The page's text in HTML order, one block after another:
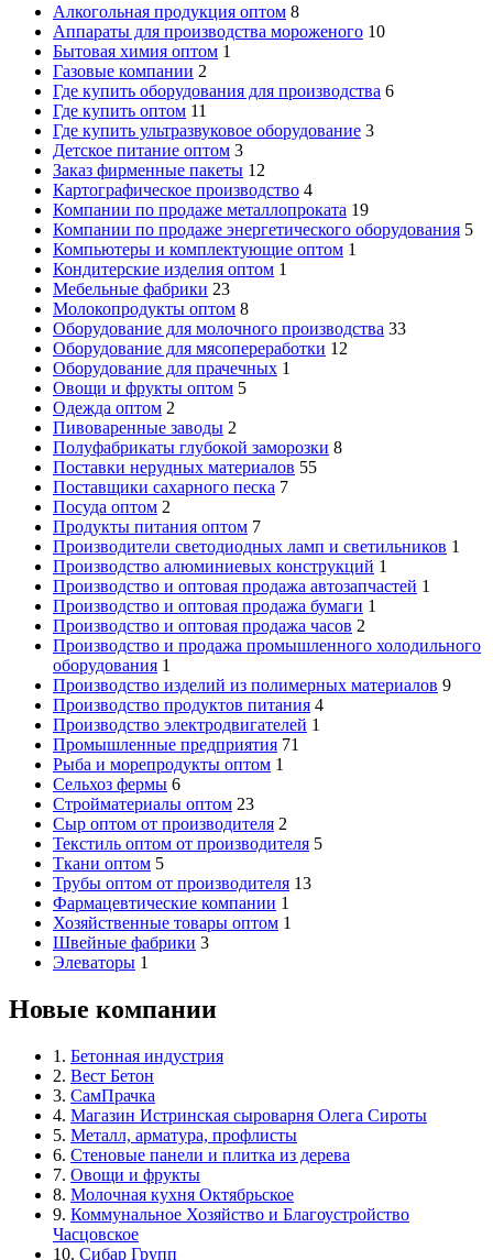
Алкогольная продукция оптом 8
Аппараты для производства мороженого 10
Бытовая химия оптом 1
Газовые компании 2
Где купить оборудования для производства 6
Где купить оптом 11
Где купить ультразвуковое оборудование 3
Детское питание оптом 3
Заказ фирменные пакеты 12
Картографическое производство 4
Компании по продаже металлопроката 19
Компании по продаже энергетического оборудования 5
Компьютеры и комплектующие оптом 1
Кондитерские изделия оптом 1
Мебельные фабрики 23
Молокопродукты оптом 8
Оборудование для молочного производства 33
Оборудование для мясопереработки 12
Оборудование для прачечных 1
Овощи и фрукты оптом 5
Одежда оптом 2
Пивоваренные заводы 2
Полуфабрикаты глубокой заморозки 8
Поставки нерудных материалов 55
Поставщики сахарного песка 7
Посуда оптом 2
Продукты питания оптом 7
Производители светодиодных ламп и светильников 1
Производство алюминиевых конструкций 1
Производство и оптовая продажа автозапчастей 1
Производство и оптовая продажа бумаги 1
Производство и оптовая продажа часов 2
Производство и продажа промышленного холодильного
оборудования 1
Производство изделий из полимерных материалов 9
Производство продуктов питания 4
Производство электродвигателей 1
Промышленные предприятия 71
Рыба и морепродукты оптом 1
Сельхоз фермы 6
Стройматериалы оптом 23
Сыр оптом от производителя 2
Текстиль оптом от производителя 5
Ткани оптом 5
Трубы оптом от производителя 13
Фармацевтические компании 1
Хозяйственные товары оптом 1
Швейные фабрики 3
Элеваторы 1
Новые компании
1. Бетонная индустрия
2. Вест Бетон
3. СамПрачка
4. Магазин Истринская сыроварня Олега Сироты
5. Металл, арматура, профлисты
6. Стеновые панели и плитка из дерева
7. Овощи и фрукты
8. Молочная кухня Октябрьское
9. Коммунальное Хозяйство и Благоустройство
Часцовское
10. Сибар Групп